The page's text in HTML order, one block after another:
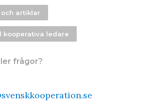
artiklar
kooperativa ledare
frågor?